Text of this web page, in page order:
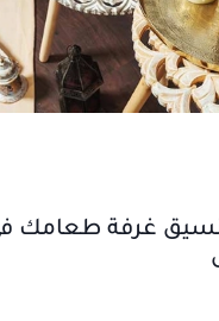
لتنسيق غرفة